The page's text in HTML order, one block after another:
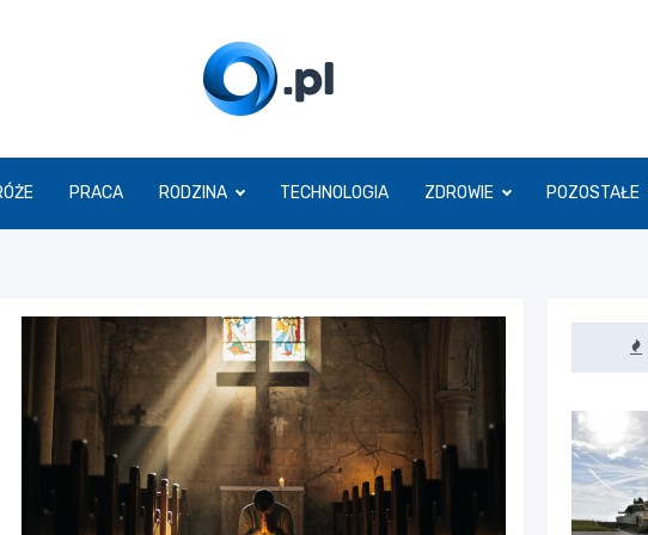
O.pl
PRACA RODZINA TECHNOLOGIA ZDROWIE POZOSTAŁE